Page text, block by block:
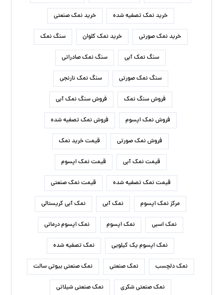
خرید نمک تصفیه شده خرید نمک صنعتی
خرید نمک صورتی خرید نمک کلوان سنگ نمک
سنگ نمک آبی سنگ نمک صادراتی
سنگ نمک صورتی سنگ نمک نارنجی
فروش سنگ نمک فروش سنگ نمک آبی
فروش نمک اپسوم فروش نمک تصفیه شده
فروش نمک صورتی قیمت خرید نمک
قیمت نمک آبی قیمت نمک اپسوم
قیمت نمک تصفیه شده قیمت نمک صنعتی
مرکز نمک اپسوم نمک آبی نمک آبی کریستالی
نمک اسبی نمک اپسوم نمک اپسوم درمانی
نمک اپسوم یک کیلویی نمک تصفیه شده
نمک دلچسب نمک صنعتی نمک صنعتی بیوتی سالت
نمک صنعتی شکری نمک صنعتی شیلاتی